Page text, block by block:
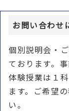
お問い合わせ
個別説明会・
ております。
体験授業は１
ます。ご希望
い。